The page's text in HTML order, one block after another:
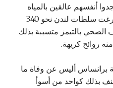
أنفسهم عالقين بالمياه
الملوثة. فقبل الحادثة بقليل، أفرغت سلطات لندن نحو 340
بالتيمز متسببة بذلك
روائح كريهة.
برانساس أليس عن وفاة ما
لتصنف بذلك كواحد من أسوأ